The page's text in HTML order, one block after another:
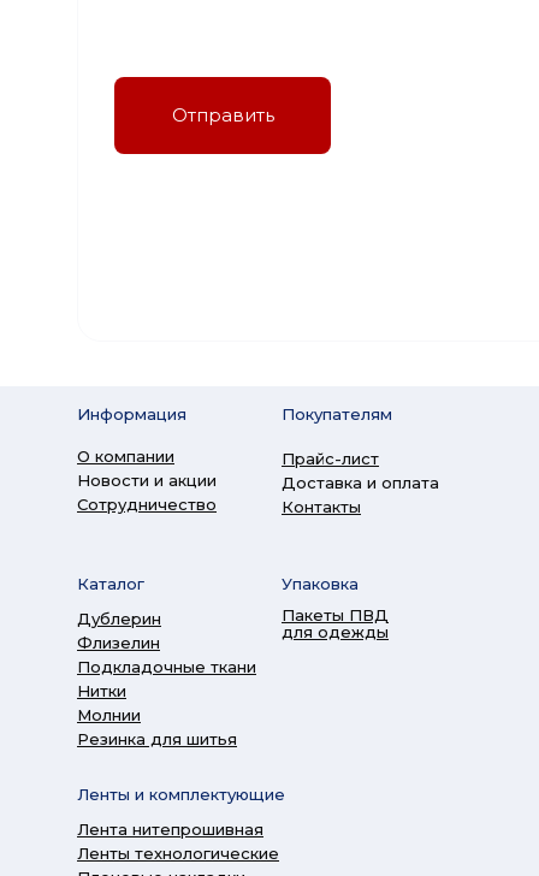
Отправить
Информация
О компании
Новости и акции
Сотрудничество
Покупателям
Прайс-лист
Доставка и оплата
Контакты
Каталог
Дублерин
Флизелин
Подкладочные ткани
Нитки
Молнии
Резинка для шитья
Ленты и комплектующие
Лента нитепрошивная
Ленты технологические
Упаковка
Пакеты ПВД
для одежды